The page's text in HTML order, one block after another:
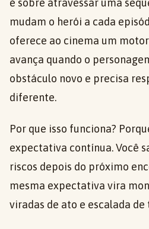
é sobre atravessar uma
mudam o herói a cada
oferece ao cinema um
avança quando o
obstáculo novo e precisa
diferente.
Por que isso funciona?
expectativa contínua. Você
riscos depois do próximo
mesma expectativa vira
viradas de ato e escalada de